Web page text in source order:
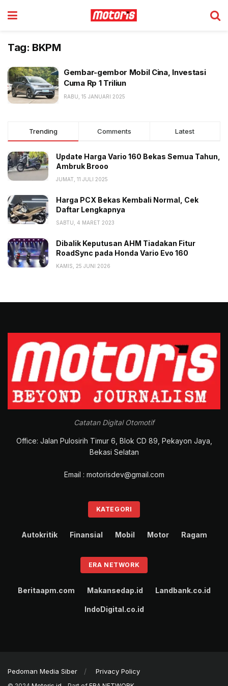
Tag: BKPM
Gembar-gembor Mobil Cina, Investasi
Cuma Rp 1 Triliun
RABU, 15 JANUARI 2025
Trending Comments Latest
Update Harga Vario 160 Bekas Semua Tahun,
Ambruk Brooo
JUMAT, 11 JULI 2025
Harga PCX Bekas Kembali Normal, Cek
Daftar Lengkapnya
SABTU, 4 MARET 2023
Dibalik Keputusan AHM Tiadakan Fitur
RoadSync pada Honda Vario Evo 160
KAMIS, 25 JUNI 2026
Catatan Digital Otomotif
Office: Jalan Pulosirih Timur 6, Blok CD 89, Pekayon Jaya,
Bekasi Selatan
Email : motorisdev@gmail.com
KATEGORI
Autokritik Finansial Mobil Motor Ragam
ERA NETWORK
Beritaapm.com Makansedap.id Landbank.co.id
IndoDigital.co.id
Pedoman Media Siber Privacy Policy